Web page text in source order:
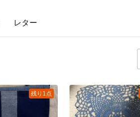
レター
残り1点